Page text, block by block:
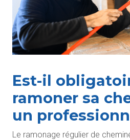
Est-il
ramoner sa
un
Le ramonage régulier de